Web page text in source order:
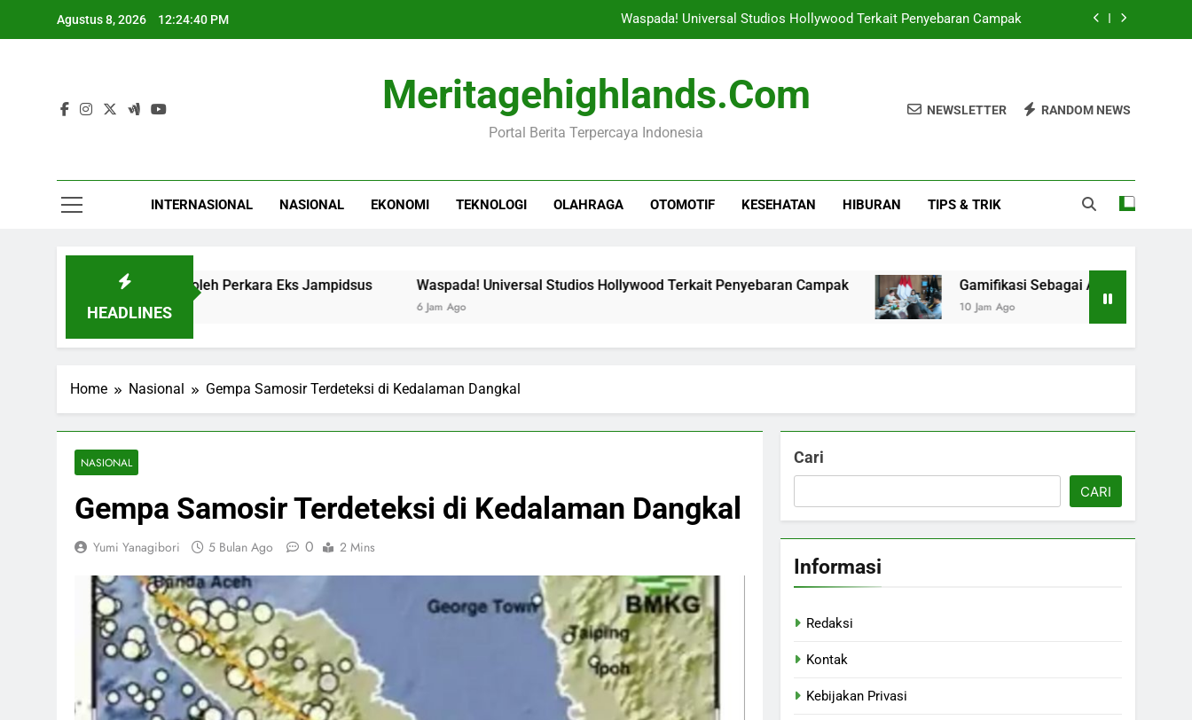
Agustus 8, 2026 12:24:41 PM Waspada! Universal Studios Hollywood Terkait Penyebaran Campak
Kepala Bocah Nyangkut di Pagar Stadion saat Nonton Timnas Indonesia
Ujian Penting Tegakkan Supremasi Hukum oleh Perkara Eks Jampidsus
Gamifikasi Sebagai Alat Promosi Produk Kreatif dan Wisata RI
Meritagehighlands.com
Portal Berita Terpercaya Indonesia
NEWSLETTER RANDOM NEWS
INTERNASIONAL NASIONAL EKONOMI TEKNOLOGI OLAHRAGA OTOMOTIF KESEHATAN HIBURAN TIPS & TRIK
HEADLINES
Hukum oleh Perkara Eks Jampidsus Waspada! Universal Studios Hollywood Terkait Penyebaran Campak Gamifikasi Sebagai Alat Promosi Produk
10 Jam Ago
Home Nasional Gempa Samosir Terdeteksi di Kedalaman Dangkal
NASIONAL
Gempa Samosir Terdeteksi di Kedalaman Dangkal
Yumi Yanagibori 5 Bulan Ago 0 2 Mins
Cari
CARI
Informasi
Redaksi
Kontak
Kebijakan Privasi